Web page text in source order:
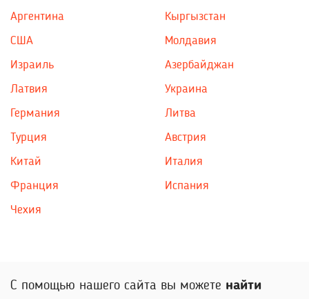
Аргентина
США
Израиль
Латвия
Кыргызстан
Молдавия
Азербайджан
Украина
Германия
Турция
Китай
Франция
Чехия
Литва
Австрия
Италия
Испания
С помощью нашего сайта вы можете найти